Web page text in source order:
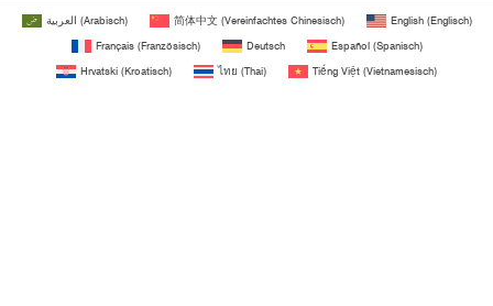
العربية (Arabisch) 简体中文(Vereinfachtes Chinesisch) English(Englisch)
Français(Französisch) Deutsch Español(Spanisch)
Hrvatski (Kroatisch) ไทย (Thai) Tiếng Việt (Vietnamesisch)